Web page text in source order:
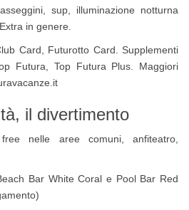
sup, illuminazione notturna
in genere.
Card, Futurotto Card. Supplementi
Futura, Top Futura Plus. Maggiori
il divertimento
nelle aree comuni, anfiteatro,
Bar White Coral e Pool Bar Red